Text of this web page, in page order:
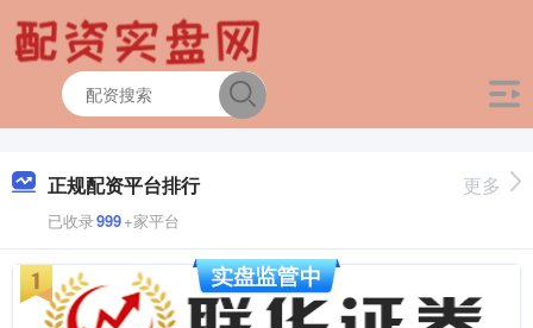
正规配资平台排行
已收录999+家平台
更多